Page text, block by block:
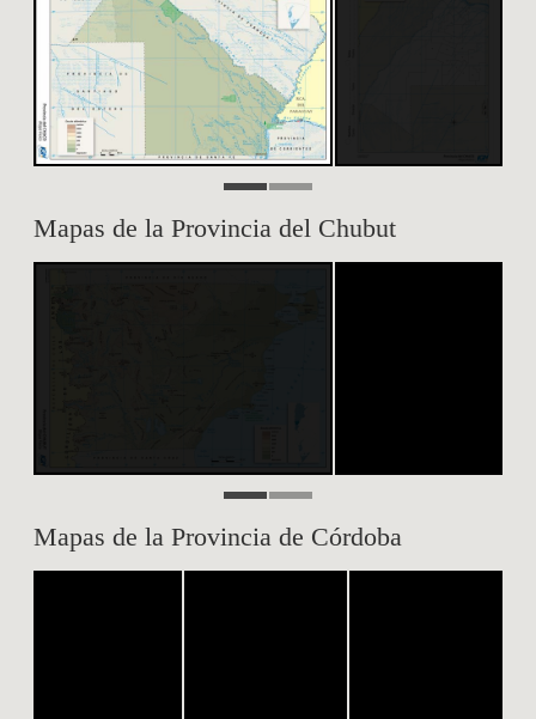
Mapas de la Provincia del Chubut
Mapas de la Provincia de Córdoba